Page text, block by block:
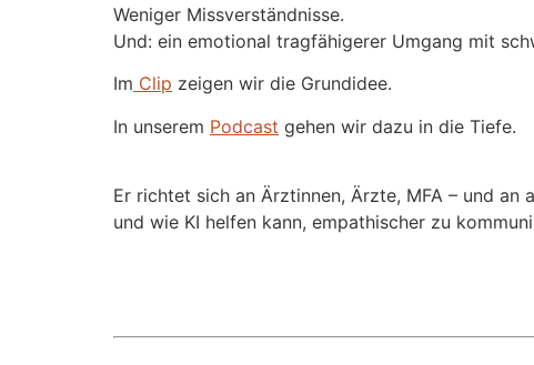
Weniger Missverständnisse.
Und: ein emotional tragfähigerer Umgang mit
Im Clip zeigen wir die Grundidee.
In unserem Podcast gehen wir dazu in die Tiefe.
Er richtet sich an Ärztinnen, Ärzte, MFA – und
und wie KI helfen kann, empathischer zu